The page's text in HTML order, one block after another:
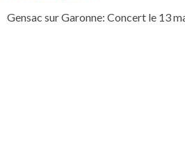
Gensac sur Garonne: Concert le 13